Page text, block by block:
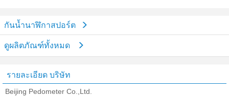
กันน้ำนาฬิกาสปอร์ต
ดูผลิตภัณฑ์ทั้งหมด
รายละเอียด บริษัท
Beijing Pedometer Co.,Ltd.